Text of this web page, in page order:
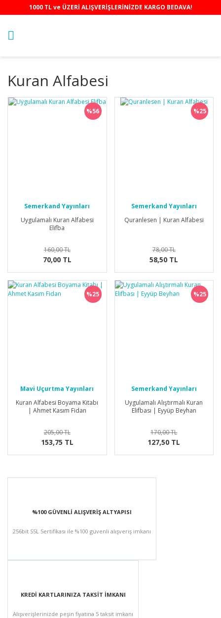
1000 TL ve ÜZERİ ALIŞVERİŞLERİNİZDE KARGO BEDAVA!
Kuran Alfabesi
%56
Semerkand Yayınları
Uygulamalı Kuran Alfabesi
Elifba
160,00 TL
70,00 TL
%25
Semerkand Yayınları
Quranlesen | Kuran Alfabesi
78,00 TL
58,50 TL
%25
Mavi Uçurtma Yayınları
Kuran Alfabesi Boyama Kitabı
| Ahmet Kasım Fidan
205,00 TL
153,75 TL
%25
Semerkand Yayınları
Uygulamalı Alıştırmalı Kuran
Elifbası | Eyyüp Beyhan
170,00 TL
127,50 TL
%100 GÜVENLİ ALIŞVERİŞ ALTYAPISI
256bit SSL Sertifikası ile %100 güvenli alışveriş imkanı
KREDİ KARTLARINIZA TAKSİT İMKANI
Alışverişlerinizde peşin fiyatına 5 taksit imkanı